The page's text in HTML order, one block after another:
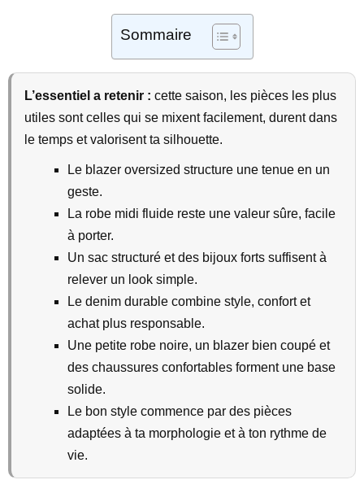
Sommaire
L’essentiel a retenir : cette saison, les pièces les plus
utiles sont celles qui se mixent facilement, durent dans
le temps et valorisent ta silhouette.
Le blazer oversized structure une tenue en un
geste.
La robe midi fluide reste une valeur sûre, facile
à porter.
Un sac structuré et des bijoux forts suffisent à
relever un look simple.
Le denim durable combine style, confort et
achat plus responsable.
Une petite robe noire, un blazer bien coupé et
des chaussures confortables forment une base
solide.
Le bon style commence par des pièces
adaptées à ta morphologie et à ton rythme de
vie.